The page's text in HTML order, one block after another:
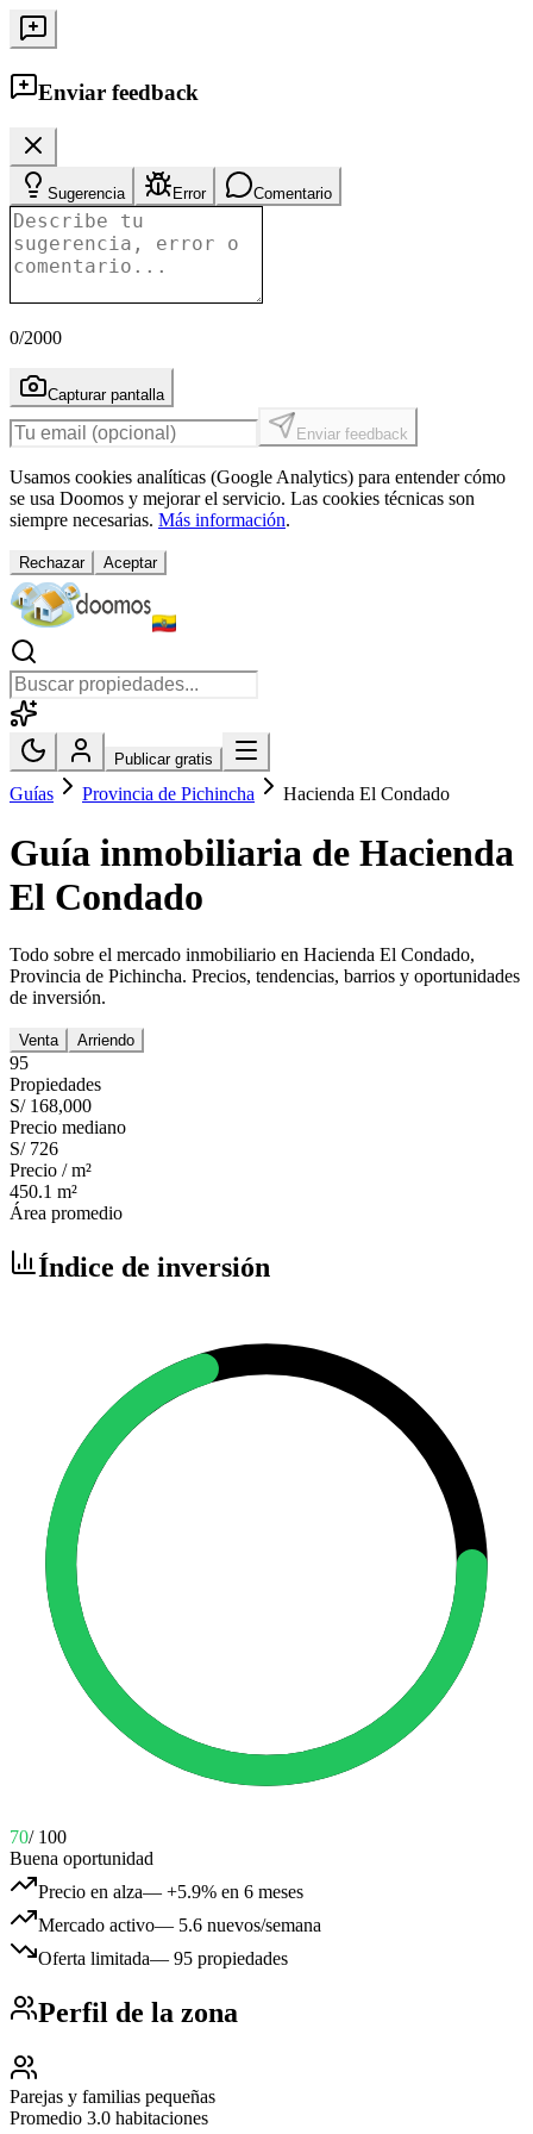
Enviar feedback
Sugerencia Error Comentario
0/2000
Capturar pantalla
Enviar feedback
Usamos cookies analíticas (Google Analytics) para entender cómo
se usa Doomos y mejorar el servicio. Las cookies técnicas son
siempre necesarias. Más información.
Rechazar Aceptar
Publicar gratis
Guías Provincia de Pichincha Hacienda El Condado
Guía inmobiliaria de Hacienda
El Condado
Todo sobre el mercado inmobiliario en Hacienda El Condado,
Provincia de Pichincha. Precios, tendencias, barrios y oportunidades
de inversión.
Venta Arriendo
95
Propiedades
S/ 168,000
Precio mediano
S/ 726
Precio / m²
450.1 m²
Área promedio
Índice de inversión
70/ 100
Buena oportunidad
Precio en alza— +5.9% en 6 meses
Mercado activo— 5.6 nuevos/semana
Oferta limitada— 95 propiedades
Perfil de la zona
Parejas y familias pequeñas
Promedio 3.0 habitaciones